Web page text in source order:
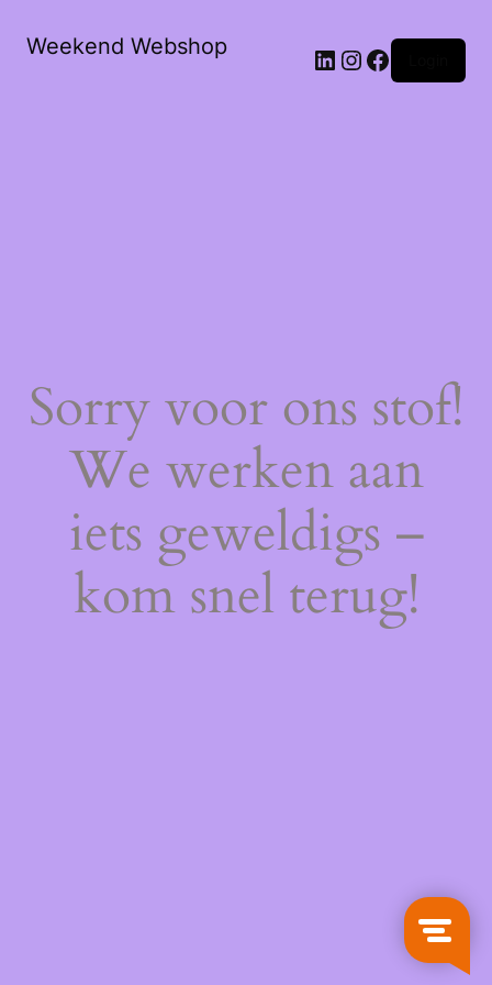
Weekend Webshop LinkedIn
Instagram
Facebook
Sorry voor ons stof!
We werken aan
iets geweldigs –
kom snel terug!